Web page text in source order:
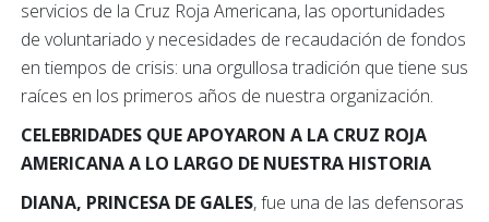
servicios de la Cruz Roja Americana, las oportunidades
de voluntariado y necesidades de recaudación de fondos
en tiempos de crisis: una orgullosa tradición que tiene sus
raíces en los primeros años de nuestra organización.
CELEBRIDADES QUE APOYARON A LA CRUZ ROJA
AMERICANA A LO LARGO DE NUESTRA HISTORIA
DIANA, PRINCESA DE GALES,fue una de las defensoras